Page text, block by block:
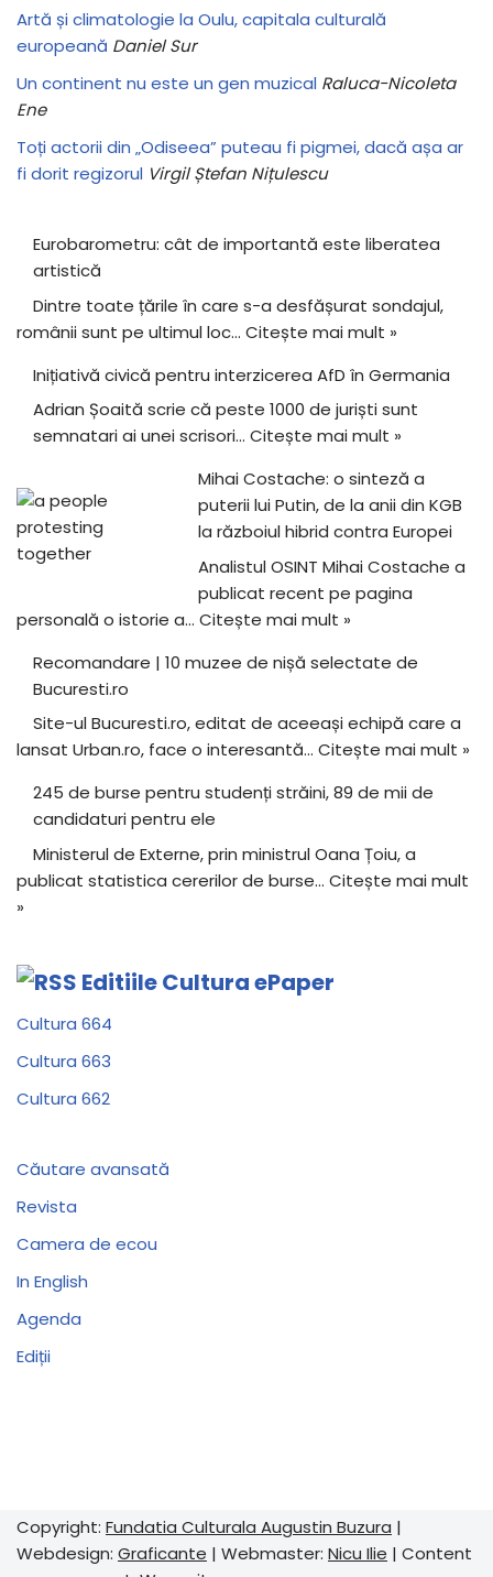
Artă și climatologie la Oulu, capitala culturală
europeană Daniel Sur
Un continent nu este un gen muzical Raluca-Nicoleta
Ene
Toți actorii din „Odiseea” puteau fi pigmei, dacă așa ar
fi dorit regizorul Virgil Ștefan Nițulescu
Eurobarometru: cât de importantă este liberatea
artistică
Dintre toate țările în care s-a desfășurat sondajul,
românii sunt pe ultimul loc… Citește mai mult »
Inițiativă civică pentru interzicerea AfD în Germania
Adrian Șoaită scrie că peste 1000 de juriști sunt
semnatari ai unei scrisori… Citește mai mult »
Mihai Costache: o sinteză a
puterii lui Putin, de la anii din KGB
la războiul hibrid contra Europei
Analistul OSINT Mihai Costache a
publicat recent pe pagina
personală o istorie a… Citește mai mult »
Recomandare | 10 muzee de nișă selectate de
Bucuresti.ro
Site-ul Bucuresti.ro, editat de aceeași echipă care a
lansat Urban.ro, face o interesantă… Citește mai mult »
245 de burse pentru studenți străini, 89 de mii de
candidaturi pentru ele
Ministerul de Externe, prin ministrul Oana Țoiu, a
publicat statistica cererilor de burse… Citește mai mult
»
Editiile Cultura ePaper
Cultura 664
Cultura 663
Cultura 662
Căutare avansată
Revista
Camera de ecou
In English
Agenda
Ediții
Copyright: Fundatia Culturala Augustin Buzura |
Webdesign: Graficante | Webmaster: Nicu Ilie | Content